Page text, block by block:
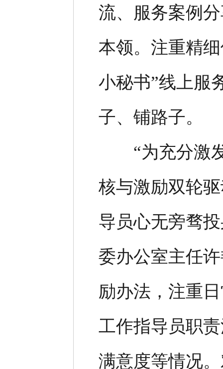
流、服务案例
本领。注重精
小秘书”线上服
子、铺路子。
“为充分激发
核与激励双轮
导员心无旁骛
委办公室主任
励办法，注重
工作指导员职
满意度等情况